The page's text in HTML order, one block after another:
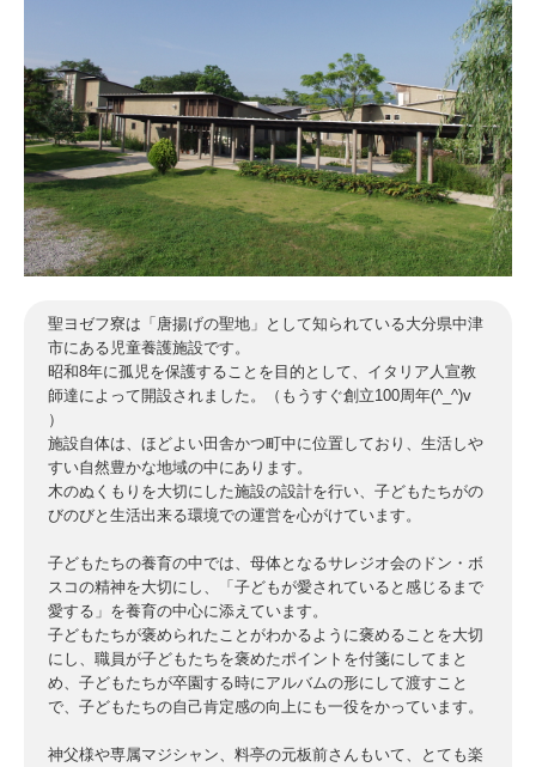
聖ヨゼフ寮は「唐揚げの聖地」として知られている大分県中津
市にある児童養護施設です。
昭和8年に孤児を保護することを目的として、イタリア人宣教
師達によって開設されました。（もうすぐ創立100周年(^_^)v
）
施設自体は、ほどよい田舎かつ町中に位置しており、生活しや
すい自然豊かな地域の中にあります。
木のぬくもりを大切にした施設の設計を行い、子どもたちがの
びのびと生活出来る環境での運営を心がけています。
子どもたちの養育の中では、母体となるサレジオ会のドン・ボ
スコの精神を大切にし、「子どもが愛されていると感じるまで
愛する」を養育の中心に添えています。
子どもたちが褒められたことがわかるように褒めることを大切
にし、職員が子どもたちを褒めたポイントを付箋にしてまと
め、子どもたちが卒園する時にアルバムの形にして渡すこと
で、子どもたちの自己肯定感の向上にも一役をかっています。
神父様や専属マジシャン、料亭の元板前さんもいて、とても楽